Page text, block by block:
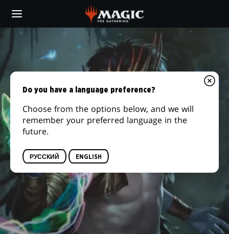
main
content
Do you have a language preference?
Choose from the options below, and we will
remember your preferred language in the
future.
РУССКИЙ ENGLISH